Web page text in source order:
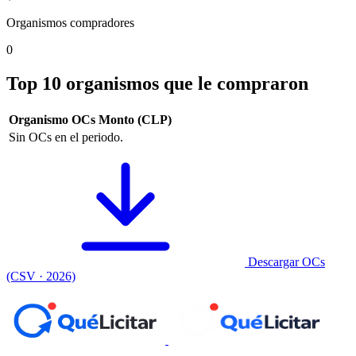
Organismos compradores
0
Top 10 organismos que le compraron
Organismo OCs Monto (CLP)
Sin OCs en el periodo.
Descargar OCs
(CSV · 2026)